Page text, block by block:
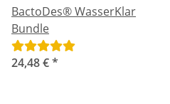
BactoDes® WasserKlar
Bundle
24,48 €*